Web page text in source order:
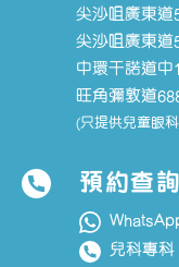
尖沙咀廣東道
尖沙咀廣東道
中環干諾道中
旺角彌敦道
(只提供兒童眼
預約查詢
兒科專科